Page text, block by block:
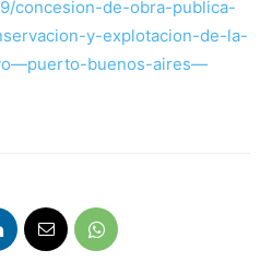
concesion-de-obra-publica-
y-explotacion-de-la-
buenos-aires—